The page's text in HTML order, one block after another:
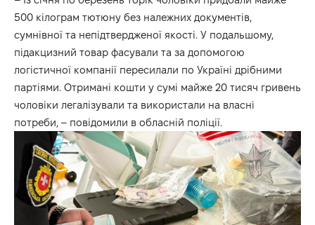
500 кілограм тютюну без належних документів,
сумнівної та непідтвердженої якості. У подальшому,
підакцизний товар фасували та за допомогою
логістичної компанії пересилали по Україні дрібними
партіями. Отримані кошти у сумі майже 20 тисяч гривень
чоловіки легалізували та використали на власні
потреби, – повідомили в обласній поліції.